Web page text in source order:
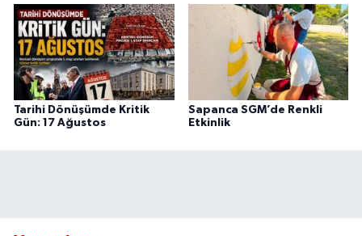
Tarihi Dönüşümde Kritik
Gün: 17 Ağustos
Sapanca SGM’de Renkli
Etkinlik